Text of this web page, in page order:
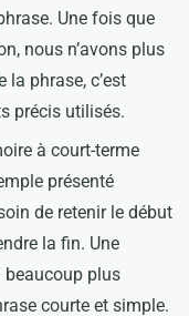
Une fois que
nous n’avons plus
la phrase, c’est
précis utilisés.
à court-terme
présenté
de retenir le début
la fin. Une
beaucoup plus
courte et simple.